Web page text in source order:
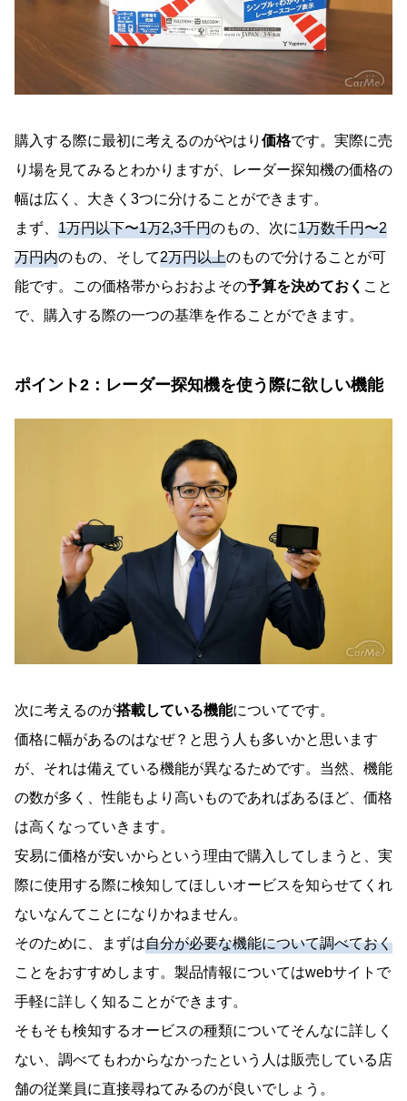
購入する際に最初に考えるのがやはり 価格です。実際に売
り場を見てみるとわかりますが、レーダー探知機の価格の
幅は広く、大きく3つに分けることができます。
まず、 1万円以下〜1万2,3千円のもの、次に1万数千円〜2
万円内のもの、そして2万円以上のもので分けることが可
能です。この価格帯からおおよその予算を決めておく こと
で、購入する際の一つの基準を作ることができます。
ポイント2：レーダー探知機を使う際に欲しい機能
次に考えるのが搭載している機能についてです。
価格に幅があるのはなぜ？と思う人も多いかと思います
が、それは備えている機能が異なるためです。当然、機能
の数が多く、性能もより高いものであればあるほど、価格
は高くなっていきます。
安易に価格が安いからという理由で購入してしまうと、実
際に使用する際に検知してほしいオービスを知らせてくれ
ないなんてことになりかねません。
そのために、まずは自分が必要な機能について調べておく
ことをおすすめします。製品情報についてはwebサイトで
手軽に詳しく知ることができます。
そもそも検知するオービスの種類についてそんなに詳しく
ない、調べてもわからなかったという人は販売している店
舗の従業員に直接尋ねてみるのが良いでしょう。